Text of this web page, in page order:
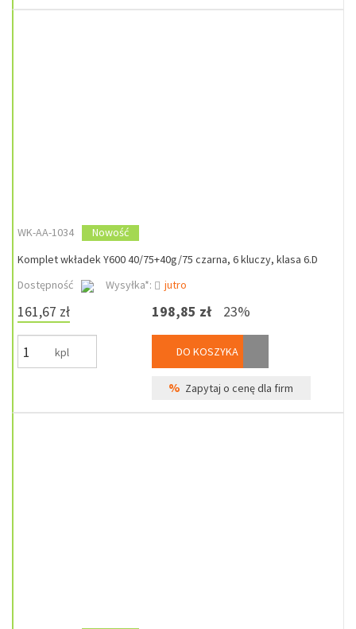
WK-AA-1034
Nowość
Komplet wkładek Y600 40/75+40g/75 czarna, 6 kluczy, klasa 6.D
Dostępność
Wysyłka*: jutro
161,67 zł
kpl
198,85 zł 23%
DO KOSZYKA
% Zapytaj o cenę dla firm